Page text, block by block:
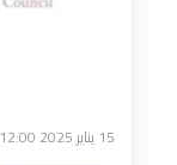
15 يناير 2025 12:00 ص